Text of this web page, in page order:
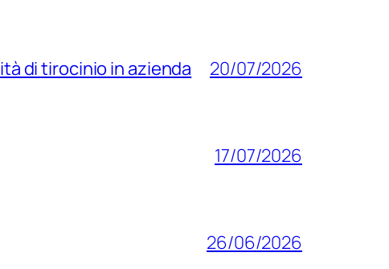
di tirocinio in azienda 20/07/2026
17/07/2026
26/06/2026